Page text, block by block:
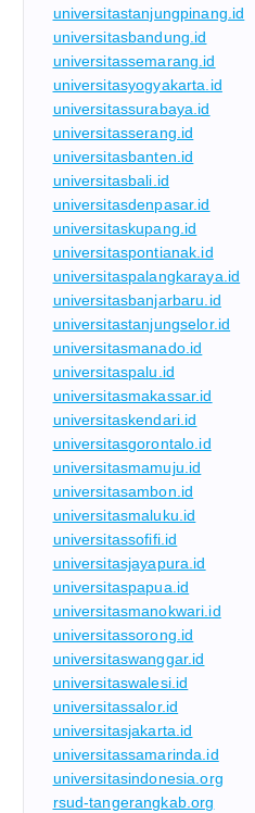
universitastanjungpinang.id
universitasbandung.id
universitassemarang.id
universitasyogyakarta.id
universitassurabaya.id
universitasserang.id
universitasbanten.id
universitasbali.id
universitasdenpasar.id
universitaskupang.id
universitaspontianak.id
universitaspalangkaraya.id
universitasbanjarbaru.id
universitastanjungselor.id
universitasmanado.id
universitaspalu.id
universitasmakassar.id
universitaskendari.id
universitasgorontalo.id
universitasmamuju.id
universitasambon.id
universitasmaluku.id
universitassofifi.id
universitasjayapura.id
universitaspapua.id
universitasmanokwari.id
universitassorong.id
universitaswanggar.id
universitaswalesi.id
universitassalor.id
universitasjakarta.id
universitassamarinda.id
universitasindonesia.org
rsud-tangerangkab.org